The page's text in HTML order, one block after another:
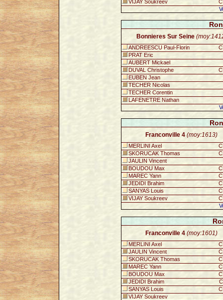
VIJAY Soukreev
Bonnieres Sur Seine
ANDREESCU Paul-Florin
PRAT Eric
AUBERT Mickael
DUVAL Christophe
EUBEN Jean
TECHER Nicolas
TECHER Corentin
LAFENETRE Nathan
Franconville 4 (moy:1613)
MERLINI Axel
SKORUCAK Thomas
JAULIN Vincent
BOUDOU Max
MAREC Yann
JEDIDI Brahim
SANYAS Louis
VIJAY Soukreev
Franconville 4 (moy:1601)
MERLINI Axel
JAULIN Vincent
SKORUCAK Thomas
MAREC Yann
BOUDOU Max
JEDIDI Brahim
SANYAS Louis
VIJAY Soukreev